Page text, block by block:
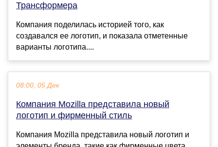
Трансформера
Компания поделилась историей того, как
создавался ее логотип, и показала отметенные
варианты логотипа....
08:00, 05 Дек
Компания Mozilla представила новый
логотип и фирменный стиль
Компания Mozilla представила новый логотип и